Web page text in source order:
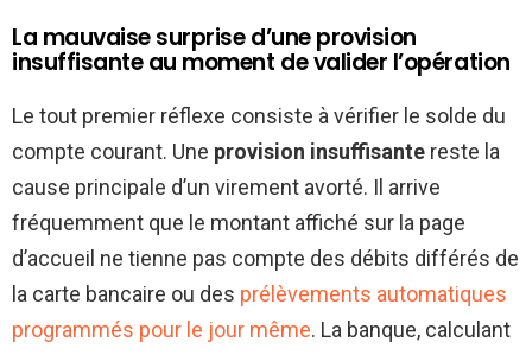
La mauvaise surprise d’une provision
insuffisante au moment de valider l’opération
Le tout premier réflexe consiste à vérifier le solde du
compte courant. Une provision insuffisante reste la
cause principale d’un virement avorté. Il arrive
fréquemment que le montant affiché sur la page
d’accueil ne tienne pas compte des débits différés de
la carte bancaire ou des prélèvements automatiques
programmés pour le jour même. La banque, calculant